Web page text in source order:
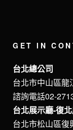
GET IN
台北總公司
台北市中山區
諮詢電話02-
台北展示廳-復
台北市松山區